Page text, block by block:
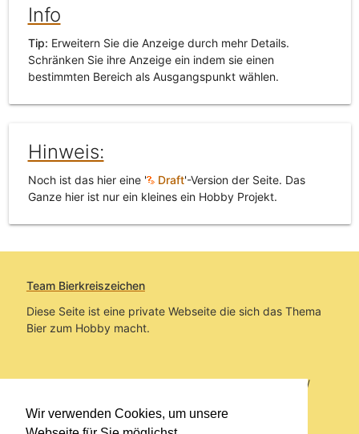
Wir verwenden Cookies, um unsere
Info
Tip: Erweitern Sie die Anzeige durch mehr Details.
Schränken Sie ihre Anzeige ein indem sie einen
bestimmten Bereich als Ausgangspunkt wählen.
Hinweis:
Noch ist das hier eine ' Draft'-Version der Seite. Das
Ganze hier ist nur ein kleines ein Hobby Projekt.
Team Bierkreiszeichen
Diese Seite ist eine private Webseite die sich das Thema
Bier zum Hobby macht.
Sie befinden sich auf https://www.bierkreiszeichen.at/
im Pfad:Übers Bier/Brauereien/Fundstücke und
Informationen zu Grupo Modelo (Corona)